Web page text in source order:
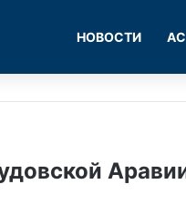
НОВОСТИ